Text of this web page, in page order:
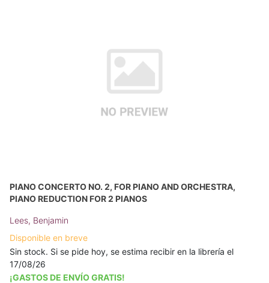
PIANO CONCERTO NO. 2, FOR PIANO AND ORCHESTRA,
PIANO REDUCTION FOR 2 PIANOS
Lees, Benjamin
Disponible en breve
Sin stock. Si se pide hoy, se estima recibir en la librería el
17/08/26
¡GASTOS DE ENVÍO GRATIS!